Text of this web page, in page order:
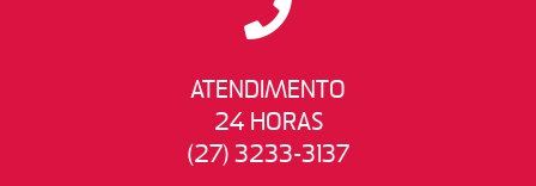
ATENDIMENTO
24 HORAS
(27) 3233-3137